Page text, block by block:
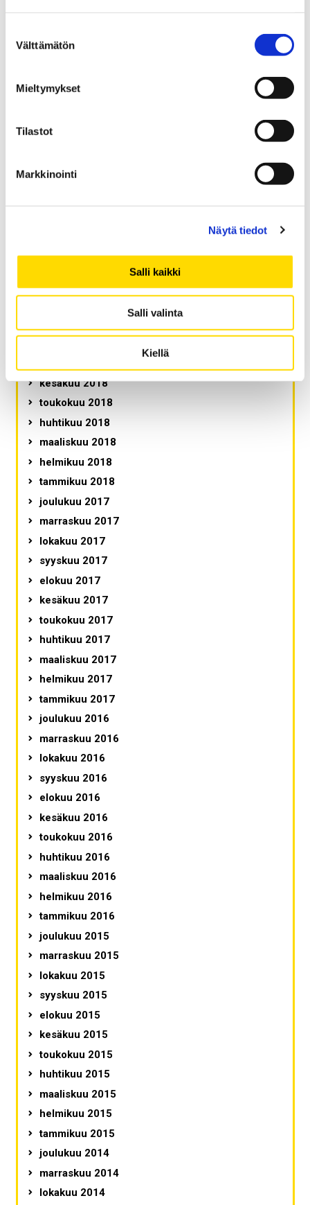
valinta
Välttämätön
Mieltymykset
Tilastot
Markkinointi
Näytä tiedot
Salli kaikki
Salli valinta
Kiellä
joulukuu 2019
lokakuu 2019
elokuu 2019
huhtikuu 2019
kesäkuu 2018
toukokuu 2018
huhtikuu 2018
maaliskuu 2018
helmikuu 2018
tammikuu 2018
joulukuu 2017
marraskuu 2017
lokakuu 2017
syyskuu 2017
elokuu 2017
kesäkuu 2017
toukokuu 2017
huhtikuu 2017
maaliskuu 2017
helmikuu 2017
tammikuu 2017
joulukuu 2016
marraskuu 2016
lokakuu 2016
syyskuu 2016
elokuu 2016
kesäkuu 2016
toukokuu 2016
huhtikuu 2016
maaliskuu 2016
helmikuu 2016
tammikuu 2016
joulukuu 2015
marraskuu 2015
lokakuu 2015
syyskuu 2015
elokuu 2015
kesäkuu 2015
toukokuu 2015
huhtikuu 2015
maaliskuu 2015
helmikuu 2015
tammikuu 2015
joulukuu 2014
marraskuu 2014
lokakuu 2014